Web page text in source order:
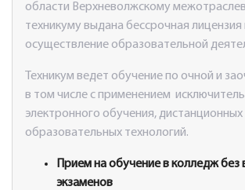
области Верхневолжскому
техникуму выдана бессрочная лицензия
осуществление образовательной
Техникум ведет обучение по очной и
в том числе с применением
электронного обучения, дистанционных
образовательных технологий.
Прием на обучение в колледж без
экзаменов